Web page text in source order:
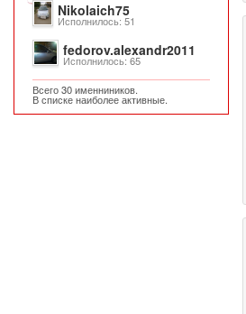
Nikolaich75
Исполнилось: 51
fedorov.alexandr2011
Исполнилось: 65
Всего 30 именниников.
В списке наиболее активные.